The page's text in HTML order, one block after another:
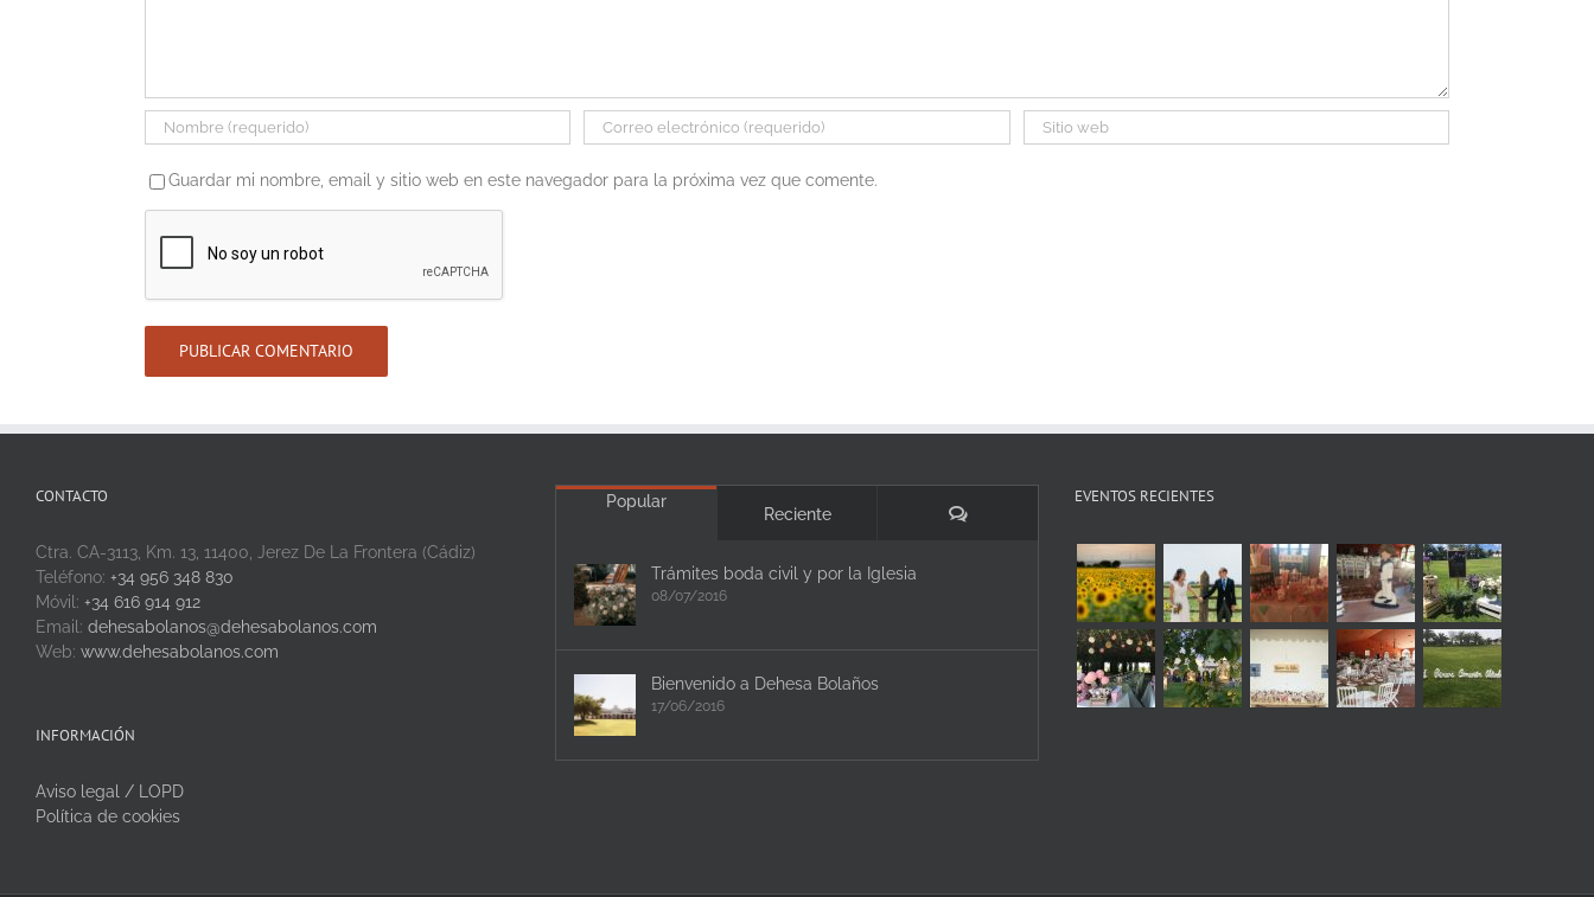
Guardar mi nombre, email y sitio web en este navegador para la próxima vez que comente.
CONTACTO
Ctra. CA-3113, Km. 13, 11400, Jerez De La Frontera (Cádiz)
Teléfono: +34 956 348 830
Móvil: +34 616 914 912
Email: dehesabolanos@dehesabolanos.com
Web: www.dehesabolanos.com
INFORMACIÓN
Aviso legal / LOPD
Política de cookies
Popular
Reciente Comentarios
Trámites boda civil y por la Iglesia
08/07/2016
Bienvenido a Dehesa Bolaños
17/06/2016
EVENTOS RECIENTES